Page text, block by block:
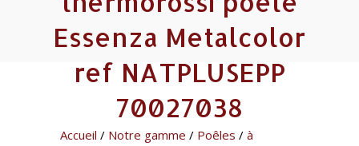
Essenza Metalcolor
ref NATPLUSEPP
70027038
Accueil / Notre gamme / Poêles / à